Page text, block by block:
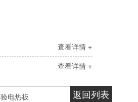
查看详情 +
查看详情 +
返回列表
电热板